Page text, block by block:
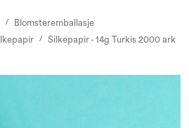
Blomsteremballasje
Silkepapir - 14g Turkis 2000 ark